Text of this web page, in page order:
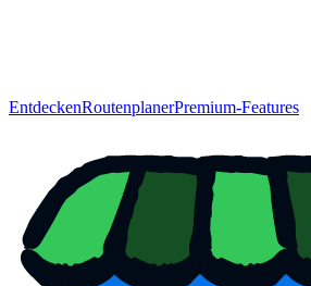
EntdeckenRoutenplanerPremium-Features